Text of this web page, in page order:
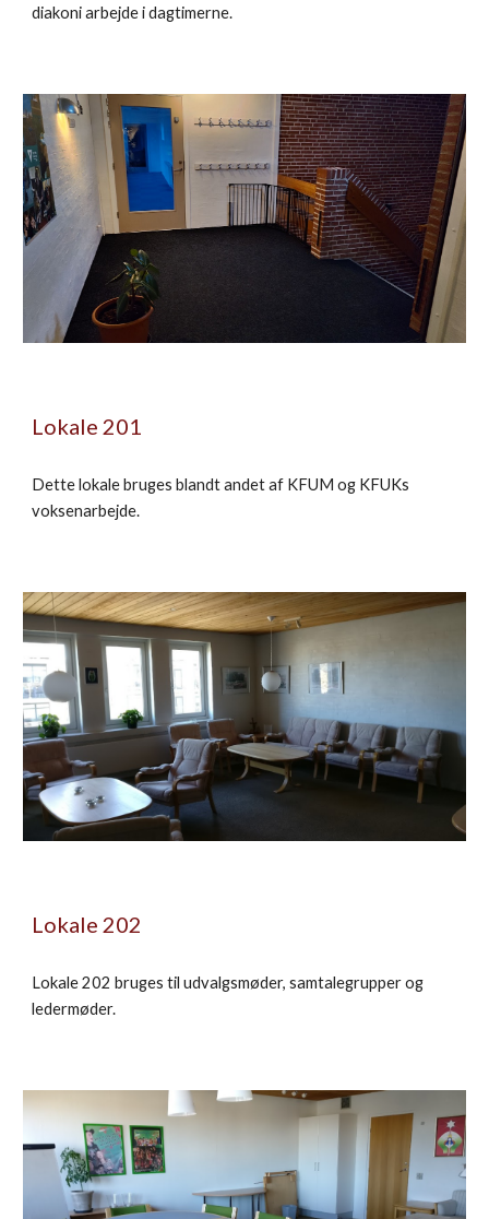
diakoni arbejde i dagtimerne.
Lokale 201
Dette lokale bruges blandt andet af KFUM og KFUKs
voksenarbejde.
Lokale 202
Lokale 202 bruges til udvalgsmøder, samtalegrupper og
ledermøder.